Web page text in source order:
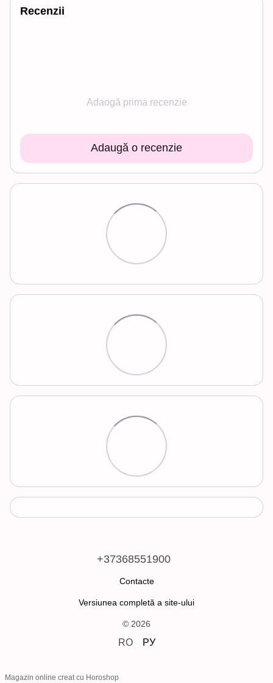
Recenzii
Adaogă prima recenzie
Adaugă o recenzie
+37368551900
Contacte
Versiunea completă a site-ului
© 2026
RO РУ
Magazin online creat cu Horoshop